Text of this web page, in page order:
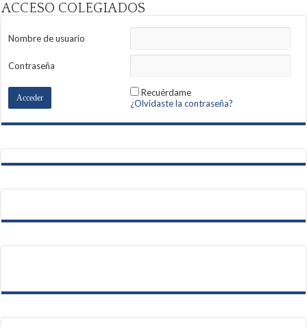
ACCESO COLEGIADOS
Nombre de usuario
Contraseña
Recuérdame
¿Olvidaste la contraseña?